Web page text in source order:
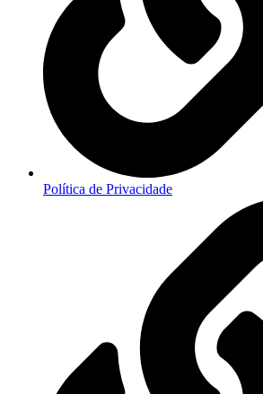
Política de Privacidade